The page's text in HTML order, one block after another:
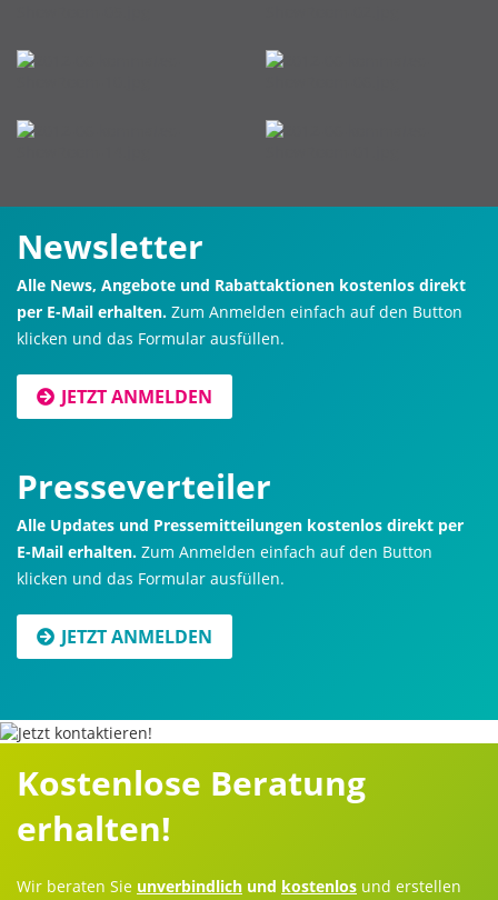
Newsletter
Alle News, Angebote und Rabattaktionen kostenlos direkt
per E-Mail erhalten. Zum Anmelden einfach auf den Button
klicken und das Formular ausfüllen.
JETZT ANMELDEN
Presseverteiler
Alle Updates und Pressemitteilungen kostenlos direkt per
E-Mail erhalten. Zum Anmelden einfach auf den Button
klicken und das Formular ausfüllen.
JETZT ANMELDEN
Kostenlose Beratung
erhalten!
Wir beraten Sie unverbindlich und kostenlos und erstellen